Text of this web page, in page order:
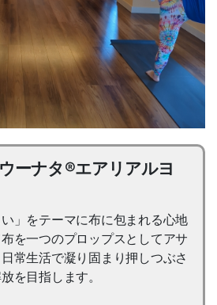
ウーナタ®エアリアルヨ
い」をテーマに布に包まれる心地
を一つのプロップスとしてアサ
常生活で凝り固まり押しつぶさ
を目指します。